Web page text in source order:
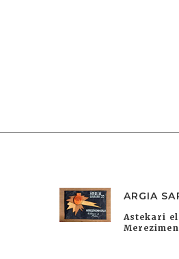
ARGIA
Astekari